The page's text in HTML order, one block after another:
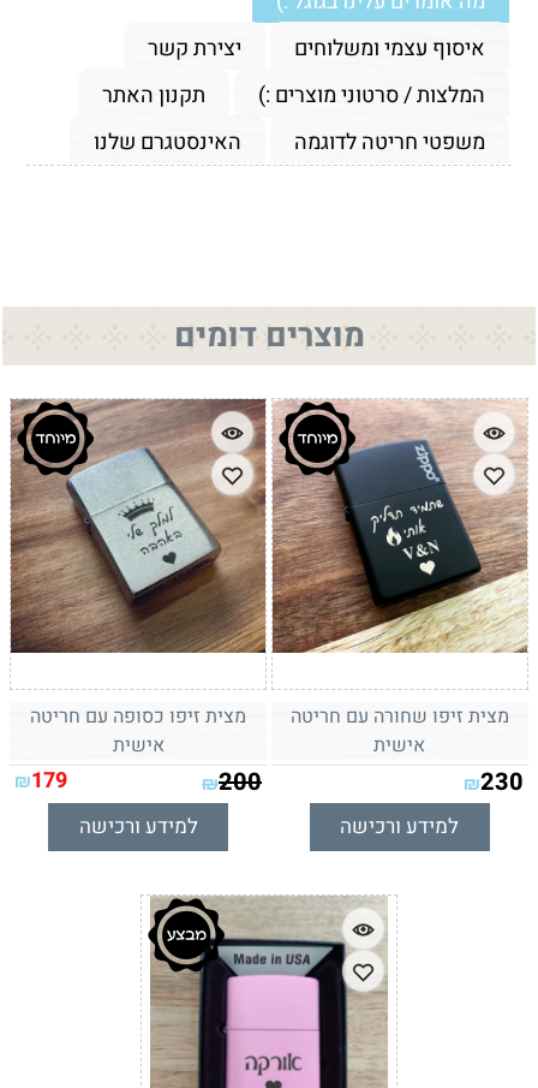
איסוף עצמי ומשלוחים
יצירת קשר
המלצות / סרטוני מוצרים :)
תקנון האתר
משפטי חריטה לדוגמה
האינסטגרם שלנו
מוצרים דומים
מצית זיפו שחורה עם חריטה
אישית
₪230
למידע ורכישה
מצית זיפו כסופה עם חריטה
אישית
₪200
₪179
למידע ורכישה